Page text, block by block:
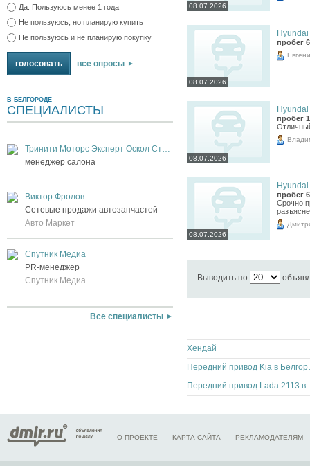
Да. Пользуюсь менее 1 года
Не пользуюсь, но планирую купить
Не пользуюсь и не планирую покупку
все опросы
В БЕЛГОРОДЕ
СПЕЦИАЛИСТЫ
Тринити Моторс Эксперт Оскол Старый Оскол
менеджер салона
Виктор Фролов
Сетевые продажи автозапчастей
Авто Маркет
Спутник Медиа
PR-менеджер
Спутник Медиа
Все специалисты
08.07.2026
08.07.2026
Hyundai
пробег
08.07.2026
Hyundai
пробег
08.07.2026
Hyundai
пробег
Срочно
Выводить по
Хендай
О ПРОЕКТЕ КАРТА САЙТА РЕКЛАМОДАТЕЛЯМ